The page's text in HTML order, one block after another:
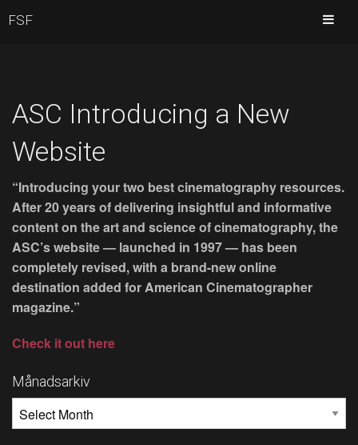
ASC Introducing a New
Website
“Introducing your two best cinematography resources.
After 20 years of delivering insightful and informative
content on the art and science of cinematography, the
ASC’s website — launched in 1997 — has been
completely revised, with a brand-new online
destination added for American Cinematographer
magazine.”
Check it out here
Månadsarkiv
FSF